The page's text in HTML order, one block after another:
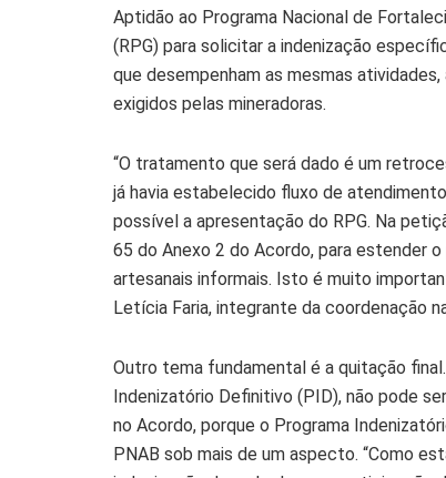
Aptidão ao Programa Nacional de
(RPG) para solicitar a indenização
que desempenham as mesmas
exigidos pelas mineradoras.
“O tratamento que será dado é um
já havia estabelecido fluxo de
possível a apresentação do RPG. Na
65 do Anexo 2 do Acordo, para estender
artesanais informais. Isto é muito
Letícia Faria, integrante da coordenação
Outro tema fundamental é a quitação
Indenizatório Definitivo (PID), não pode
no Acordo, porque o Programa
PNAB sob mais de um aspecto. “Como